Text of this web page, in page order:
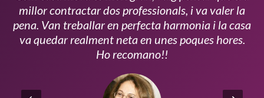
millor contractar dos professionals, i va valer la
pena. Van treballar en perfecta harmonia i la casa
va quedar realment neta en unes poques hores.
Ho recomano!!